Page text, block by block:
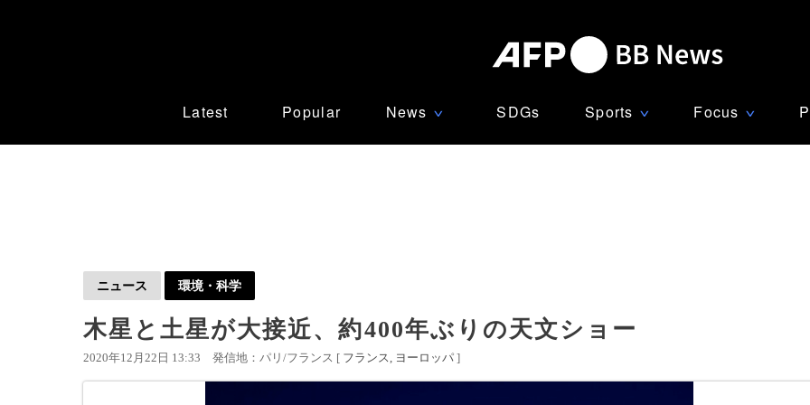
Latest Popular News ∨ SDGs Sports ∨ Focus ∨
ニュース 環境・科学
木星と土星が大接近、約400年ぶりの天文ショー
2020年12月22日 13:33 発信地：パリ/フランス [ フランス ヨーロッパ ]